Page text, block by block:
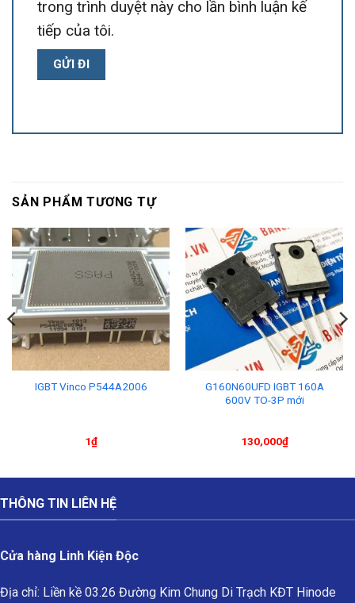
trong trình duyệt này cho lần bình luận kế
tiếp của tôi.
SẢN PHẨM TƯƠNG TỰ
IGBT Vinco P544A2006
1₫
G160N60UFD IGBT 160A
600V TO-3P mới
130,000₫
THÔNG TIN LIÊN HỆ
Cửa hàng Linh Kiện Độc
Địa chỉ: Liền kề 03.26 Đường Kim Chung Di Trạch KĐT Hinode